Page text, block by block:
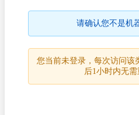
请确认您不是机
您当前未登录，每次访问该
后1小时内无需